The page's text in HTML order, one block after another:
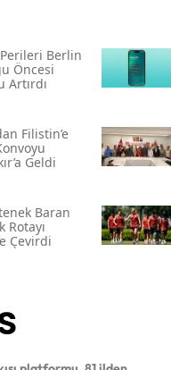
Perileri Berlin
Öncesi
Artırdı
Filistin’e
Geldi
Baran
Rotayı
Çevirdi